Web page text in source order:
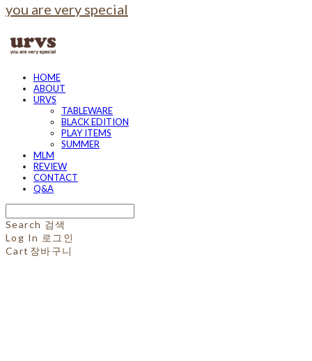
you are very special
HOME
ABOUT
URVS
TABLEWARE
BLACK EDITION
PLAY ITEMS
SUMMER
MLM
REVIEW
CONTACT
Q&A
Search 검색
Log In 로그인
Cart 장바구니